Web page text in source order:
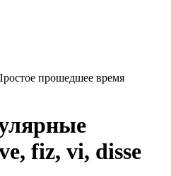
прошедшее время
fiz, vi, disse